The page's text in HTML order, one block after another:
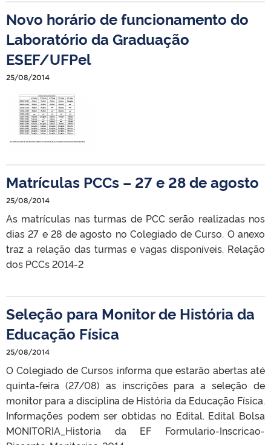
Novo horário de funcionamento do
Laboratório da Graduação
ESEF/UFPel
25/08/2014
Matrículas PCCs – 27 e 28 de agosto
25/08/2014
As matrículas nas turmas de PCC serão realizadas nos
dias 27 e 28 de agosto no Colegiado de Curso. O anexo
traz a relação das turmas e vagas disponíveis. Relação
dos PCCs 2014-2
Seleção para Monitor de História da
Educação Física
25/08/2014
O Colegiado de Cursos informa que estarão abertas até
quinta-feira (27/08) as inscrições para a seleção de
monitor para a disciplina de História da Educação Física.
Informações podem ser obtidas no Edital. Edital Bolsa
MONITORIA_Historia da EF Formulario-Inscricao-